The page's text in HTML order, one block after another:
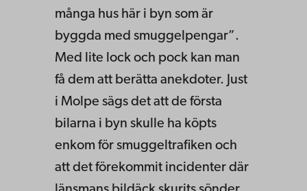
många hus här i byn som är
byggda med smuggelpengar”.
Med lite lock och pock kan man
få dem att berätta anekdoter. Just
i Molpe sägs det att de första
bilarna i byn skulle ha köpts
enkom för smuggeltrafiken och
att det förekommit incidenter där